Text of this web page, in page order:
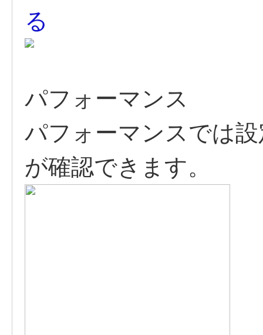
る
パフォーマンス
パフォーマンスでは
が確認できます。